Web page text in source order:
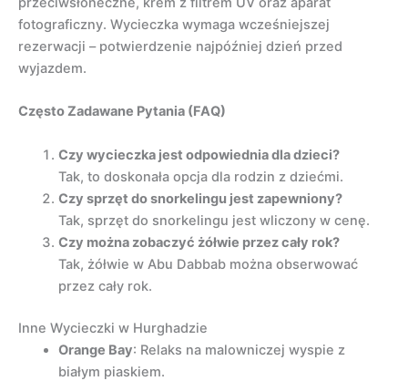
fotograficzny. Wycieczka wymaga wcześniejszej
rezerwacji – potwierdzenie najpóźniej dzień przed
wyjazdem.
Często Zadawane Pytania (FAQ)
Czy wycieczka jest odpowiednia dla dzieci?
Tak, to doskonała opcja dla rodzin z dziećmi.
Czy sprzęt do snorkelingu jest zapewniony?
Tak, sprzęt do snorkelingu jest wliczony w cenę.
Czy można zobaczyć żółwie przez cały rok?
Tak, żółwie w Abu Dabbab można obserwować
przez cały rok.
Inne Wycieczki w Hurghadzie
Orange Bay: Relaks na malowniczej wyspie z
białym piaskiem.